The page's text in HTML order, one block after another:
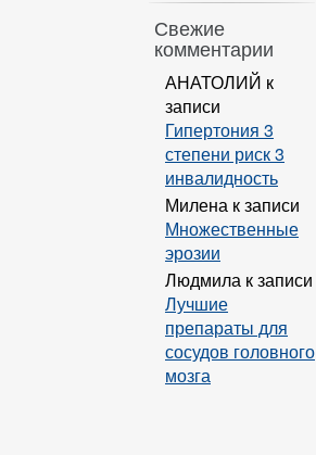
Свежие
комментарии
АНАТОЛИЙ к
записи
Гипертония 3
степени риск 3
инвалидность
Милена к записи
Множественные
эрозии
Людмила к записи
Лучшие
препараты для
сосудов головного
мозга